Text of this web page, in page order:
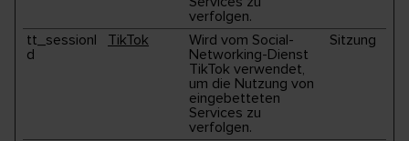
verfolgen.
tt_sessionI
d
TikTok
Wird vom Social-
Networking-Dienst
TikTok verwendet,
um die Nutzung von
eingebetteten
Services zu
verfolgen.
Sitzung